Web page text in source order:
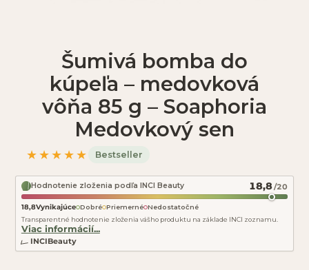
Šumivá bomba do
kúpeľa – medovková
vôňa 85 g – Soaphoria
Medovkový sen
★★★★★ Bestseller
Hodnotenie zloženia podľa INCI Beauty 18,8/20
18,8Vynikajúce Dobré Priemerné Nedostatočné
Transparentné hodnotenie zloženia vášho produktu na základe INCI zoznamu.
Viac informácií...
INCIBeauty